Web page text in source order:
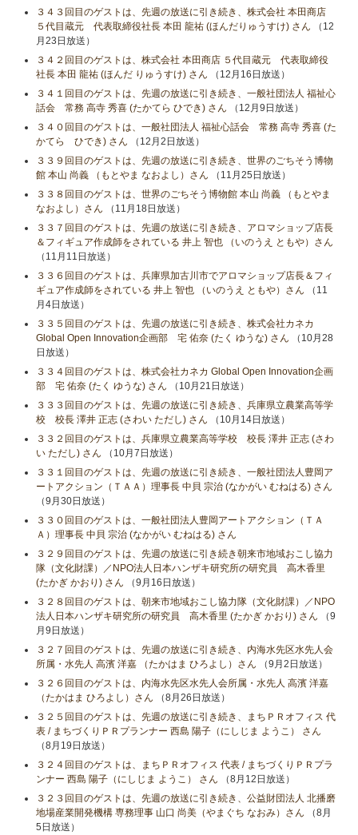
３４３回目のゲストは、先週の放送に引き続き、株式会社 本田商店
５代目蔵元 代表取締役社長 本田 龍祐 (ほんだりゅうすけ) さん （12
月23日放送）
３４２回目のゲストは、株式会社 本田商店 ５代目蔵元 代表取締役
社長 本田 龍祐 (ほんだ りゅうすけ) さん （12月16日放送）
３４１回目のゲストは、先週の放送に引き続き、一般社団法人 福祉心
話会 常務 高寺 秀喜 (たかてら ひでき) さん （12月9日放送）
３４０回目のゲストは、一般社団法人 福祉心話会 常務 高寺 秀喜 (た
かてら ひでき) さん （12月2日放送）
３３９回目のゲストは、先週の放送に引き続き、世界のごちそう博物
館 本山 尚義 （もとやま なおよし）さん （11月25日放送）
３３８回目のゲストは、世界のごちそう博物館 本山 尚義 （もとやま
なおよし）さん （11月18日放送）
３３７回目のゲストは、先週の放送に引き続き、アロマショップ店長
＆フィギュア作成師をされている 井上 智也 （いのうえ ともや）さん
（11月11日放送）
３３６回目のゲストは、兵庫県加古川市でアロマショップ店長＆フィ
ギュア作成師をされている 井上 智也 （いのうえ ともや）さん （11
月4日放送）
３３５回目のゲストは、先週の放送に引き続き、株式会社カネカ
Global Open Innovation企画部 宅 佑奈 (たく ゆうな) さん （10月28
日放送）
３３４回目のゲストは、株式会社カネカ Global Open Innovation企画
部 宅 佑奈 (たく ゆうな) さん （10月21日放送）
３３３回目のゲストは、先週の放送に引き続き、兵庫県立農業高等学
校 校長 澤井 正志 (さわい ただし) さん （10月14日放送）
３３２回目のゲストは、兵庫県立農業高等学校 校長 澤井 正志 (さわ
い ただし) さん （10月7日放送）
３３１回目のゲストは、先週の放送に引き続き、一般社団法人豊岡ア
ートアクション（ＴＡＡ）理事長 中貝 宗治 (なかがい むねはる) さん
（9月30日放送）
３３０回目のゲストは、一般社団法人豊岡アートアクション（ＴＡ
Ａ）理事長 中貝 宗治 (なかがい むねはる) さん
３２９回目のゲストは、先週の放送に引き続き朝来市地域おこし協力
隊（文化財課）／NPO法人日本ハンザキ研究所の研究員 高木香里
(たかぎ かおり) さん （9月16日放送）
３２８回目のゲストは、朝来市地域おこし協力隊（文化財課）／NPO
法人日本ハンザキ研究所の研究員 高木香里 (たかぎ かおり) さん （9
月9日放送）
３２７回目のゲストは、先週の放送に引き続き、内海水先区水先人会
所属・水先人 高濱 洋嘉 （たかはま ひろよし）さん （9月2日放送）
３２６回目のゲストは、内海水先区水先人会所属・水先人 高濱 洋嘉
（たかはま ひろよし）さん （8月26日放送）
３２５回目のゲストは、先週の放送に引き続き、まちＰＲオフィス 代
表 / まちづくりＰＲプランナー 西島 陽子（にしじま ようこ） さん
（8月19日放送）
３２４回目のゲストは、まちＰＲオフィス 代表 / まちづくりＰＲプラ
ンナー 西島 陽子（にしじま ようこ） さん （8月12日放送）
３２３回目のゲストは、先週の放送に引き続き、公益財団法人 北播磨
地場産業開発機構 専務理事 山口 尚美（やまぐち なおみ）さん （8月
5日放送）